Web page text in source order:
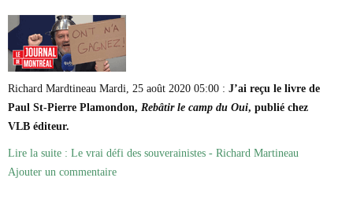
Richard Mardtineau Mardi, 25 août 2020 05:00 : J’ai reçu le livre de
Paul St-Pierre Plamondon, Rebâtir le camp du Oui, publié chez
VLB éditeur.
Lire la suite : Le vrai défi des souverainistes - Richard Martineau
Ajouter un commentaire